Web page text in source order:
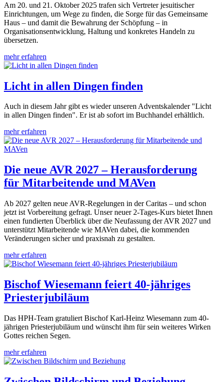
Am 20. und 21. Oktober 2025 trafen sich Vertreter jesuitischer
Einrichtungen, um Wege zu finden, die Sorge für das Gemeinsame
Haus – und damit die Bewahrung der Schöpfung – in
Organisationsentwicklung, Haltung und konkretes Handeln zu
übersetzen.
mehr erfahren
Licht in allen Dingen finden
Auch in diesem Jahr gibt es wieder unseren Adventskalender "Licht
in allen Dingen finden". Er ist ab sofort im Buchhandel erhältlich.
mehr erfahren
Die neue AVR 2027 – Herausforderung
für Mitarbeitende und MAVen
Ab 2027 gelten neue AVR-Regelungen in der Caritas – und schon
jetzt ist Vorbereitung gefragt. Unser neuer 2-Tages-Kurs bietet Ihnen
einen fundierten Überblick über die Neufassung der AVR 2027 und
unterstützt Mitarbeitende wie MAVen dabei, die kommenden
Veränderungen sicher und praxisnah zu gestalten.
mehr erfahren
Bischof Wiesemann feiert 40-jähriges
Priesterjubiläum
Das HPH-Team gratuliert Bischof Karl-Heinz Wiesemann zum 40-
jährigen Priesterjubiläum und wünscht ihm für sein weiteres Wirken
Gottes reichen Segen.
mehr erfahren